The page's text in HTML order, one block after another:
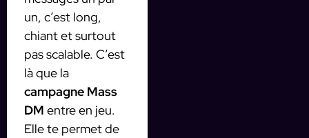
un, c’est long,
chiant et surtout
pas scalable. C’est
là que la
campagne Mass
DM entre en jeu.
Elle te permet de